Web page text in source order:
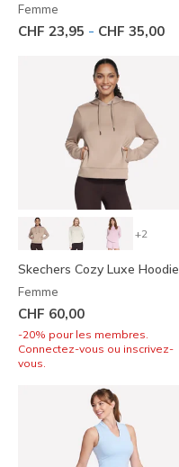
Femme
CHF 23,95 - CHF 35,00
+2
Skechers Cozy Luxe Hoodie
Femme
CHF 60,00
-20% pour les membres.
Connectez-vous ou inscrivez-
vous.